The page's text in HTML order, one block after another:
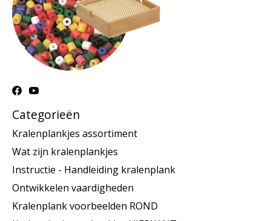
Categorieën
Kralenplankjes assortiment
Wat zijn kralenplankjes
Instructie - Handleiding kralenplank
Ontwikkelen vaardigheden
Kralenplank voorbeelden ROND